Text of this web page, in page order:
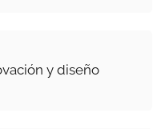
y diseño